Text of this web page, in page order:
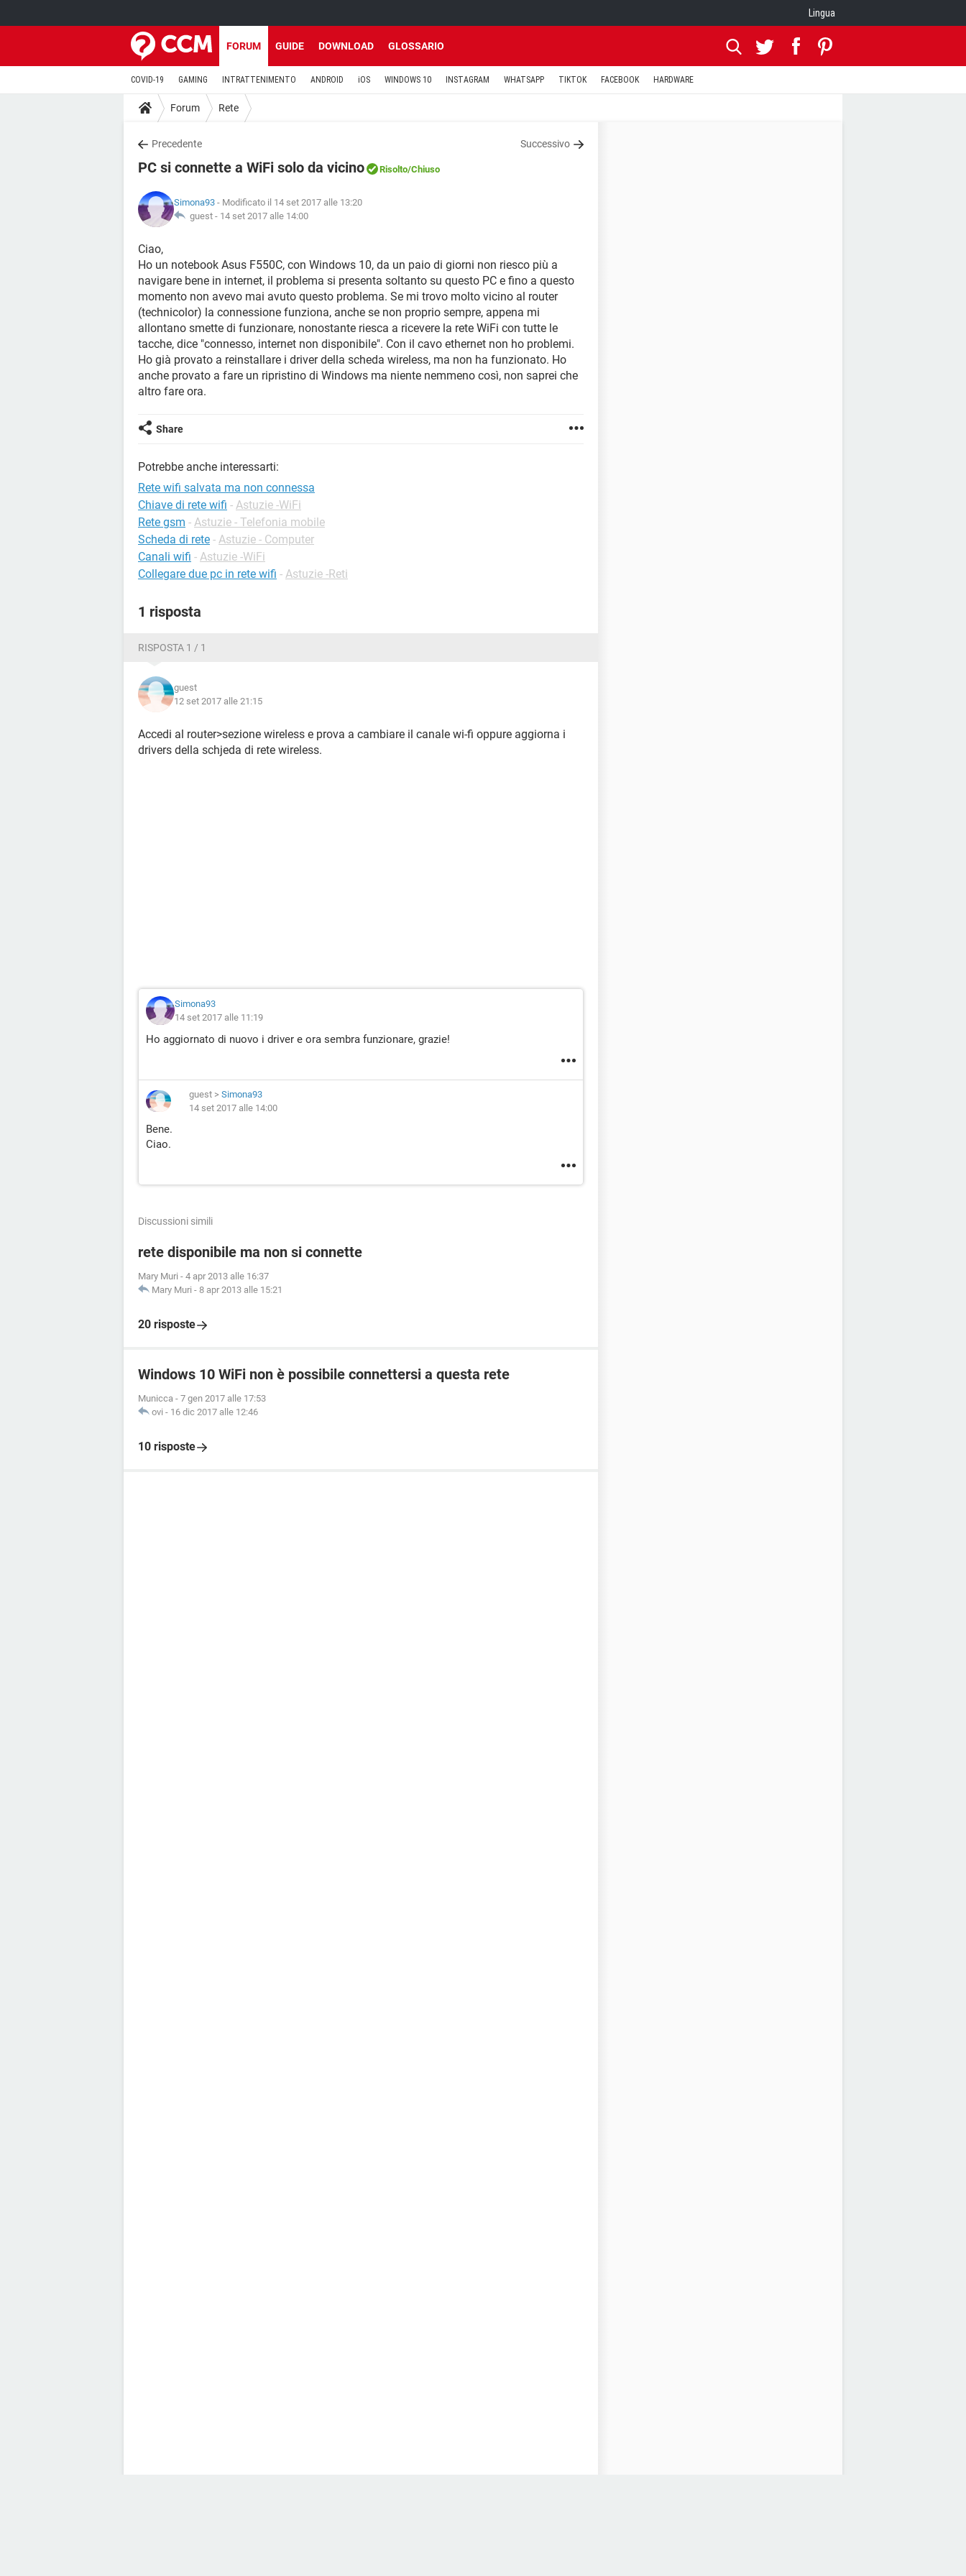
Lingua
FORUM GUIDE DOWNLOAD GLOSSARIO
COVID-19 GAMING INTRATTENIMENTO ANDROID iOS WINDOWS 10 INSTAGRAM WHATSAPP TIKTOK FACEBOOK HARDWARE
Forum Rete
Precedente Successivo
PC si connette a WiFi solo da vicino Risolto/Chiuso
Simona93 - Modificato il 14 set 2017 alle 13:20
guest - 14 set 2017 alle 14:00
Ciao,
Ho un notebook Asus F550C, con Windows 10, da un paio di giorni non riesco più a
navigare bene in internet, il problema si presenta soltanto su questo PC e fino a questo
momento non avevo mai avuto questo problema. Se mi trovo molto vicino al router
(technicolor) la connessione funziona, anche se non proprio sempre, appena mi
allontano smette di funzionare, nonostante riesca a ricevere la rete WiFi con tutte le
tacche, dice "connesso, internet non disponibile". Con il cavo ethernet non ho problemi.
Ho già provato a reinstallare i driver della scheda wireless, ma non ha funzionato. Ho
anche provato a fare un ripristino di Windows ma niente nemmeno così, non saprei che
altro fare ora.
Share
Potrebbe anche interessarti:
Rete wifi salvata ma non connessa
Chiave di rete wifi - Astuzie -WiFi
Rete gsm - Astuzie - Telefonia mobile
Scheda di rete - Astuzie - Computer
Canali wifi - Astuzie -WiFi
Collegare due pc in rete wifi - Astuzie -Reti
1 risposta
RISPOSTA 1 / 1
guest
12 set 2017 alle 21:15
Accedi al router>sezione wireless e prova a cambiare il canale wi-fi oppure aggiorna i
drivers della schjeda di rete wireless.
Simona93
14 set 2017 alle 11:19
Ho aggiornato di nuovo i driver e ora sembra funzionare, grazie!
guest > Simona93
14 set 2017 alle 14:00
Bene.
Ciao.
Discussioni simili
rete disponibile ma non si connette
Mary Muri - 4 apr 2013 alle 16:37
Mary Muri - 8 apr 2013 alle 15:21
20 risposte
Windows 10 WiFi non è possibile connettersi a questa rete
Municca - 7 gen 2017 alle 17:53
ovi - 16 dic 2017 alle 12:46
10 risposte